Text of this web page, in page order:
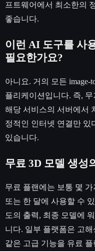
프트웨어에서 최소한의
좋습니다.
이런 AI 도구를 사
필요한가요?
아니요. 거의 모든 image-
플리케이션입니다. 즉,
해당 서비스의 서버에서
정적인 인터넷 연결만 있
있습니다.
무료 3D 모델 생성
무료 플랜에는 보통 몇
또는 한 달에 사용할 수
도의 출력, 최종 모델에
니다. 일부 플랫폼은 고
같은 고급 기능을 유료